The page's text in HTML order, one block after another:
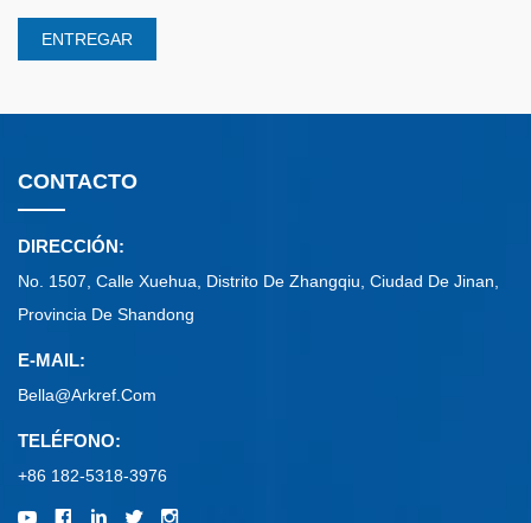
ENTREGAR
CONTACTO
DIRECCIÓN:
No. 1507, Calle Xuehua, Distrito De Zhangqiu, Ciudad De Jinan,
Provincia De Shandong
E-MAIL:
Bella@arkref.com
TELÉFONO:
+86 182-5318-3976